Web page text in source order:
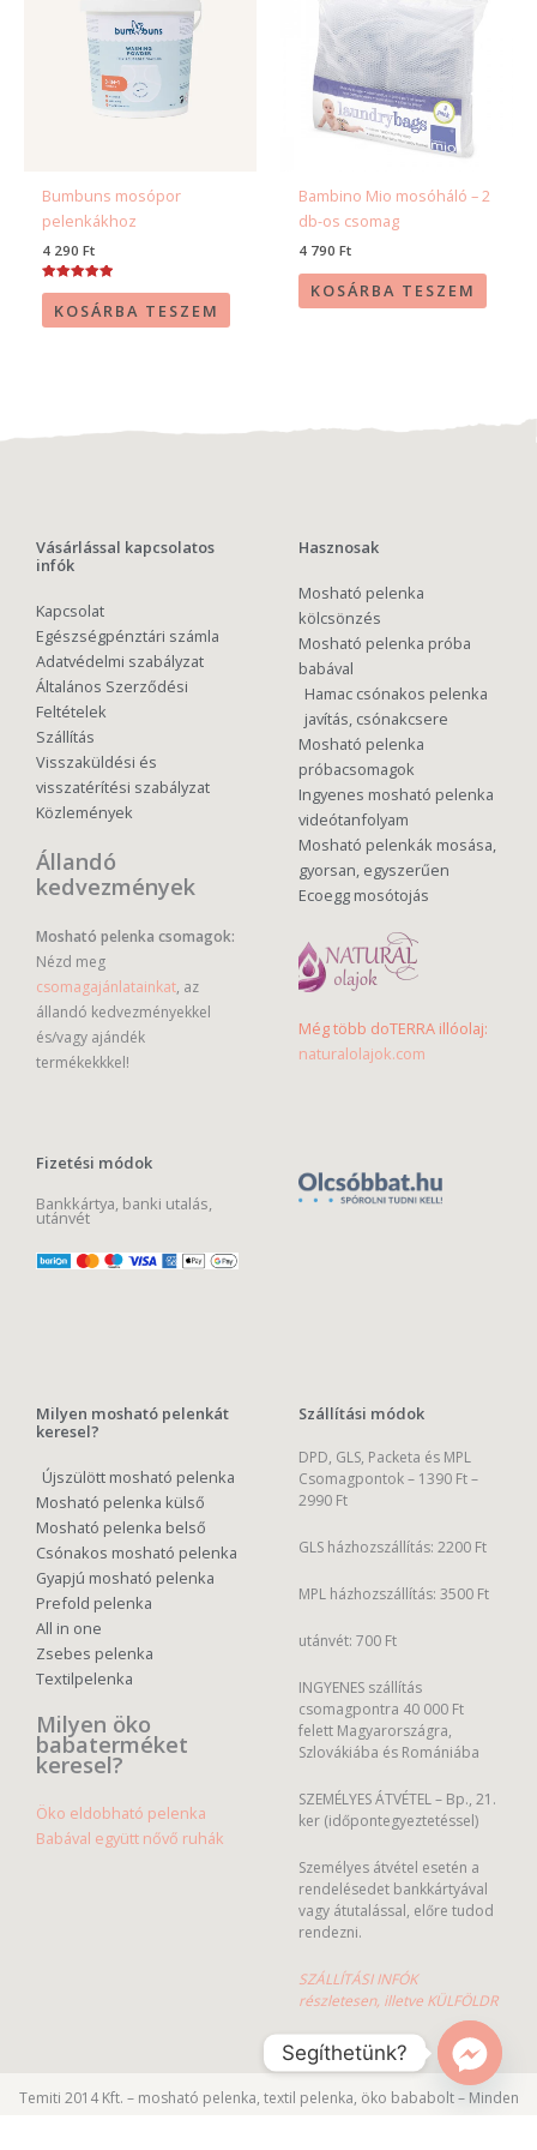
Bumbuns mosópor
pelenkákhoz
4 290Ft
Értékelés:
/ 5KOSÁRBA TESZEM
Bambino Mio mosóháló – 2
db-os csomag
4 790Ft
KOSÁRBA TESZEM
Vásárlással kapcsolatos
infók
Kapcsolat
Egészségpénztári számla
Adatvédelmi szabályzat
Általános Szerződési
Feltételek
Szállítás
Visszaküldési és
visszatérítési szabályzat
Közlemények
Állandó
kedvezmények
Mosható pelenka csomagok:
Nézd meg
csomagajánlatainkat, az
állandó kedvezményekkel
és/vagy ajándék
termékekkkel!
Fizetési módok
Bankkártya, banki utalás,
utánvét
Hasznosak
Mosható pelenka
kölcsönzés
Mosható pelenka próba
babával
Hamac csónakos pelenka
javítás, csónakcsere
Mosható pelenka
próbacsomagok
Ingyenes mosható pelenka
videótanfolyam
Mosható pelenkák mosása,
gyorsan, egyszerűen
Ecoegg mosótojás
Még több doTERRA illóolaj:
naturalolajok.com
Milyen mosható pelenkát
keresel?
Újszülött mosható pelenka
Mosható pelenka külső
Mosható pelenka belső
Csónakos mosható pelenka
Gyapjú mosható pelenka
Prefold pelenka
All in one
Zsebes pelenka
Textilpelenka
Milyen öko
babaterméket
keresel?
Öko eldobható pelenka
Babával együtt nővő ruhák
Szállítási módok
DPD, GLS, Packeta és MPL
Csomagpontok – 1390 Ft –
2990 Ft
GLS házhozszállítás: 2200 Ft
MPL házhozszállítás: 3500 Ft
utánvét: 700 Ft
INGYENES szállítás
csomagpontra 40 000 Ft
felett Magyarországra,
Szlovákiába és Romániába
SZEMÉLYES ÁTVÉTEL – Bp., 21.
ker (időpontegyeztetéssel)
Személyes átvétel esetén a
rendelésedet bankkártyával
vagy átutalással, előre tudod
rendezni.
SZÁLLÍTÁSI INFÓK
részletesen, illetve KÜLFÖLDR
Temiti 2014 Kft. – mosható pelenka, textil pelenka, öko bababolt – Minden
Segíthetünk?